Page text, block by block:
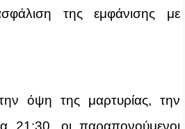
της εμφάνισης με
όψη της μαρτυρίας, την
21:30, οι παραπονούμενοι